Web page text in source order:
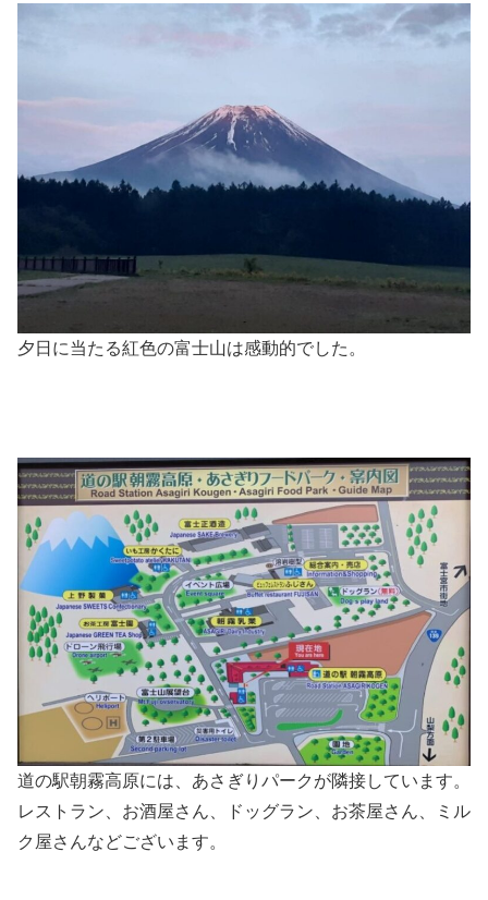
夕日に当たる紅色の富士山は感動的でした。
道の駅朝霧高原には、あさぎりパークが隣接しています。
レストラン、お酒屋さん、ドッグラン、お茶屋さん、ミル
ク屋さんなどございます。